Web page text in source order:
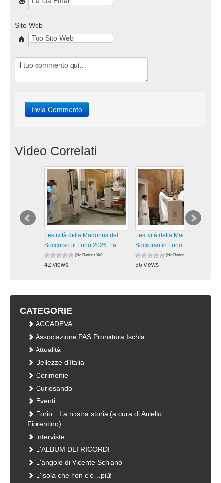
Sito Web
Video Correlati
Festività della Madonna del
Soccorso in Forio 2026. La
(No Ratings Yet)
42 views
Festività della Madonna del
Soccorso in Forio 2026. La
(No Ratings Yet)
36 views
CATEGORIE
ACCADEVA …
Associazione PAS Pronatura Ischia
Attualità
Bellezze d'Italia
Cerimonie
Curiosando
Eventi
Forio…La nostra storia (a cura di Aniello
Fiorentino)
Interviste
L'ALBUM DEI RICORDI
L'angolo di Vicente Schiano
L'isola che non c'è…più!